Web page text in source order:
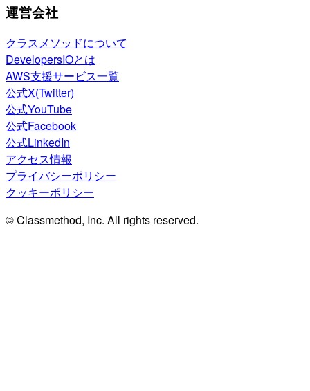
運営会社
クラスメソッドについて
DevelopersIOとは
AWS支援サービス一覧
公式X(Twitter)
公式YouTube
公式Facebook
公式LinkedIn
アクセス情報
プライバシーポリシー
クッキーポリシー
© Classmethod, Inc. All rights reserved.